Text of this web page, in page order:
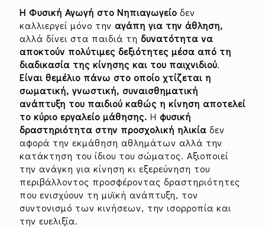
Η Φυσική Αγωγή στο Νηπιαγωγείο δεν
καλλιεργεί μόνο την αγάπη για την άθληση,
αλλά δίνει στα παιδιά τη δυνατότητα να
αποκτούν πολύτιμες δεξιότητες μέσα από τη
διαδικασία της κίνησης και του παιχνιδιού.
Είναι θεμέλιο πάνω στο οποίο χτίζεται η
σωματική, γνωστική, συναισθηματική
ανάπτυξη του παιδιού καθώς η κίνηση αποτελεί
το κύριο εργαλείο μάθησης. Η φυσική
δραστηριότητα στην προσχολική ηλικία δεν
αφορά την εκμάθηση αθλημάτων αλλά την
κατάκτηση του ίδιου του σώματος. Αξιοποιεί
την ανάγκη για κίνηση κι εξερεύνηση του
περιβάλλοντος προσφέροντας δραστηριότητες
που ενισχύουν τη μυϊκή ανάπτυξη, τον
συντονισμό των κινήσεων, την ισορροπία και
την ευελιξία.